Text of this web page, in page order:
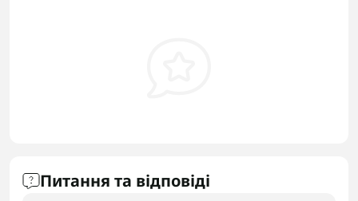
Питання та відповіді